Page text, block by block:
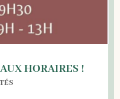
HORAIRES !